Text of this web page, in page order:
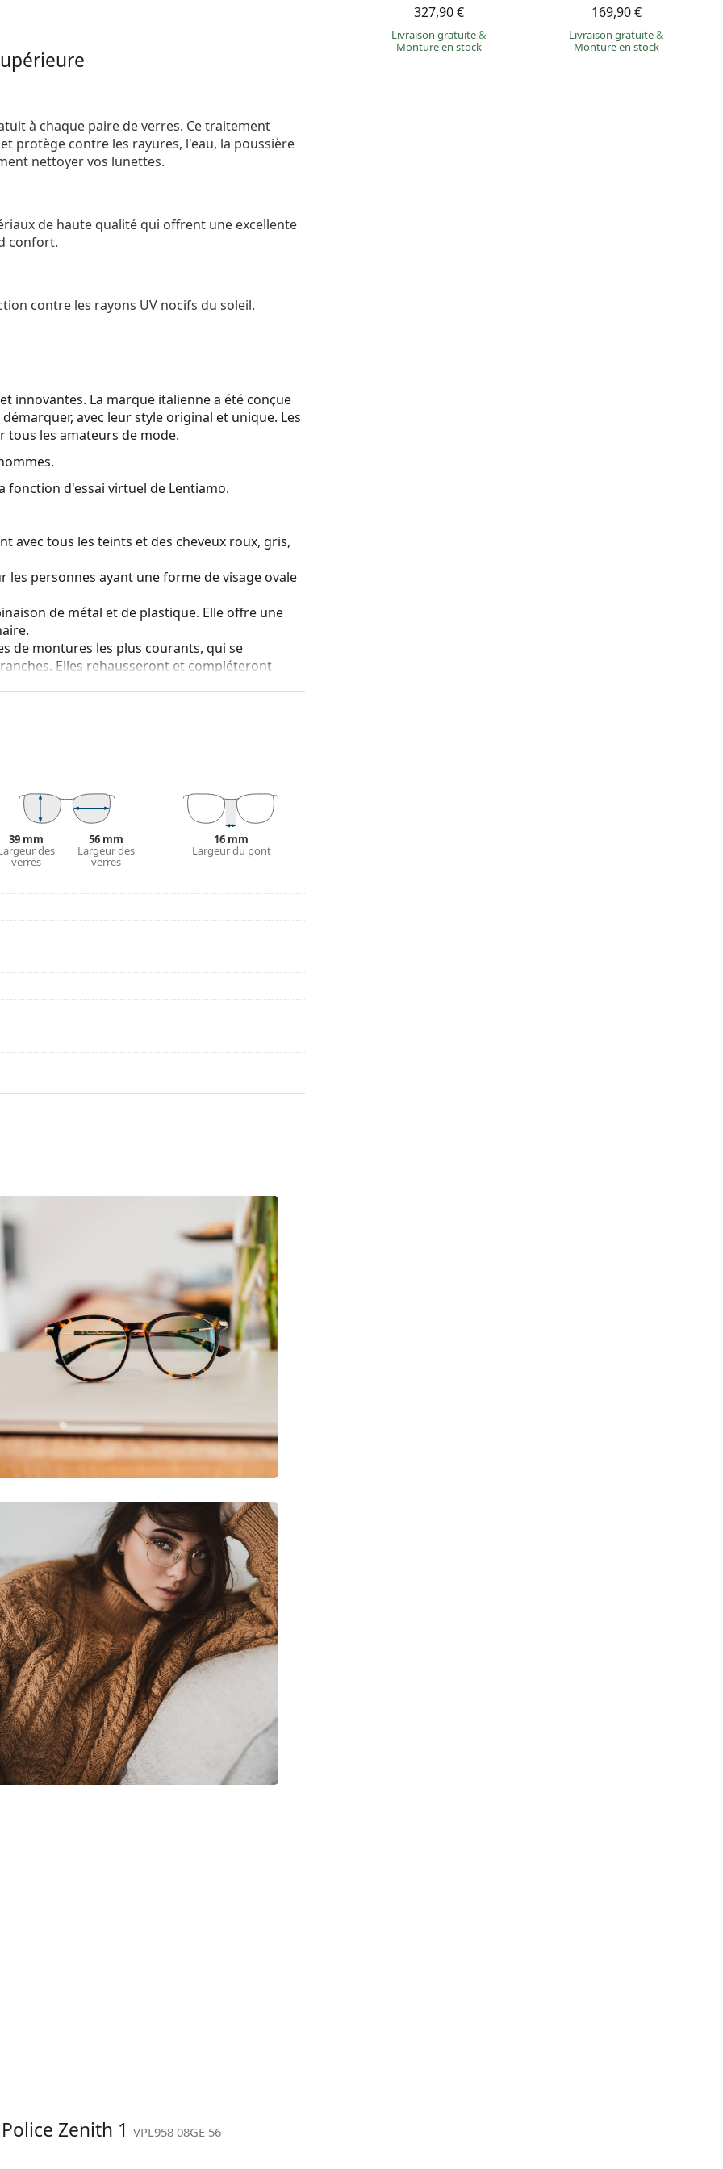
327,90 €
Livraison gratuite&
Monture en stock
169,90 €
Livraison gratuite&
Monture en stock
à chaque paire de verres. Ce traitement
protège contre les rayures, l'eau, la poussière
nettoyer vos lunettes.
de haute qualité qui offrent une excellente
confort.
contre les rayons UV nocifs du soleil.
innovantes. La marque italienne a été conçue
avec leur style original et unique. Les
tous les amateurs de mode.
fonction d'essai virtuel de Lentiamo.
avec tous les teints et des cheveux roux, gris,
personnes ayant une forme de visage ovale
de métal et de plastique. Elle offre une
de montures les plus courants, qui se
Elles rehausseront et compléteront
leur protection contre les dommages. Ce type
de plus grande puissance optique.
nez et offrent ainsi un meilleur confort de
être effectué par un opticien expérimenté afin
non professionnel.
à plus de 90°, ce qui augmente le
dommages et conservent plus longtemps la
de l'étui et son design peuvent varier.
des lunettes. Certains modèles peuvent être
l'utilisation.
39 mm
des
verres
56 mm
Largeur des
verres
16 mm
Largeur du pont
Zenith 1 VPL958 08GE 56